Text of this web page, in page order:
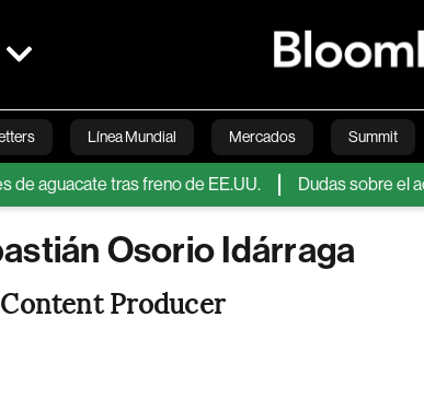
Línea Mundial Mercados Summit
Bloomberg Green Economía
tras freno de EE.UU. Dudas sobre el
Osorio Idárraga
Producer